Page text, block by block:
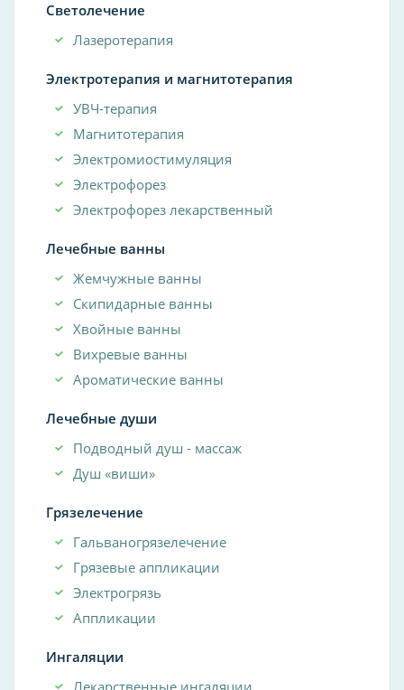
Светолечение
Лазеротерапия
Электротерапия и магнитотерапия
УВЧ-терапия
Магнитотерапия
Электромиостимуляция
Электрофорез
Электрофорез лекарственный
Лечебные ванны
Жемчужные ванны
Скипидарные ванны
Хвойные ванны
Вихревые ванны
Ароматические ванны
Лечебные души
Подводный душ - массаж
Душ «виши»
Грязелечение
Гальваногрязелечение
Грязевые аппликации
Электрогрязь
Аппликации
Ингаляции